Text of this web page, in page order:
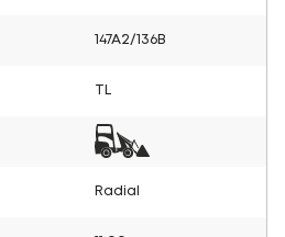
147A2/136B
Radial